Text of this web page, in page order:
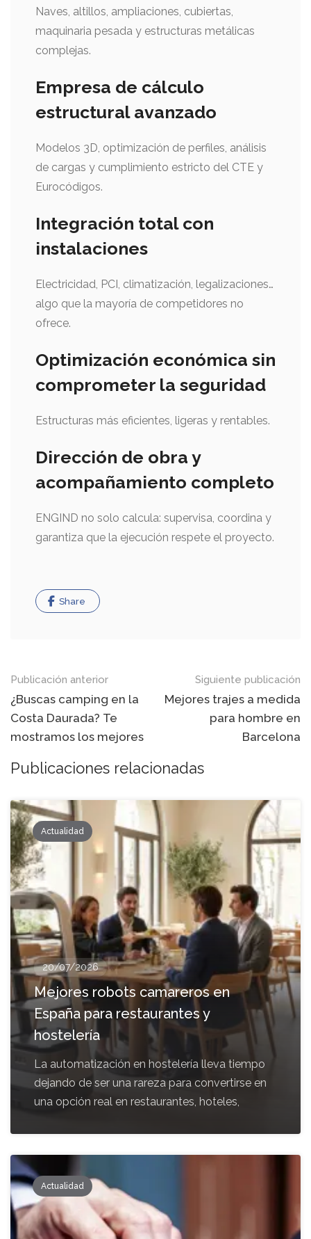
Naves, altillos, ampliaciones, cubiertas,
maquinaria pesada y estructuras metálicas
complejas.
Empresa de cálculo
estructural avanzado
Modelos 3D, optimización de perfiles, análisis
de cargas y cumplimiento estricto del CTE y
Eurocódigos.
Integración total con
instalaciones
Electricidad, PCI, climatización, legalizaciones…
algo que la mayoría de competidores no
ofrece.
Optimización económica sin
comprometer la seguridad
Estructuras más eficientes, ligeras y rentables.
Dirección de obra y
acompañamiento completo
ENGIND no solo calcula: supervisa, coordina y
garantiza que la ejecución respete el proyecto.
Share
Navegación
de
entradas
Publicación anterior
¿Buscas camping en la
Costa Daurada? Te
mostramos los mejores
Siguiente publicación
Mejores trajes a medida
para hombre en
Barcelona
Publicaciones relacionadas
Actualidad
20/07/2026
Mejores robots camareros en
España para restaurantes y
hostelería
La automatización en hostelería lleva tiempo
dejando de ser una rareza para convertirse en
una opción real en restaurantes, hoteles,
Actualidad